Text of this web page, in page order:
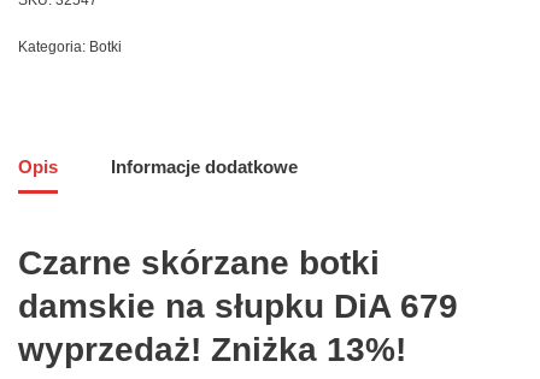
Kategoria: Botki
Opis Informacje dodatkowe
Czarne skórzane botki
damskie na słupku DiA 679
wyprzedaż! Zniżka 13%!